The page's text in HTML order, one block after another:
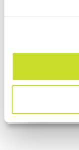
Lucie Berglová
Tax Consultant